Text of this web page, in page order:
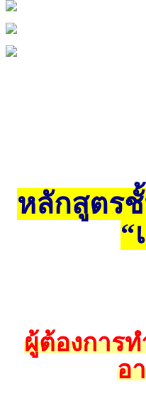
หลักสูตร
“
ผู้ต้องการ
อ